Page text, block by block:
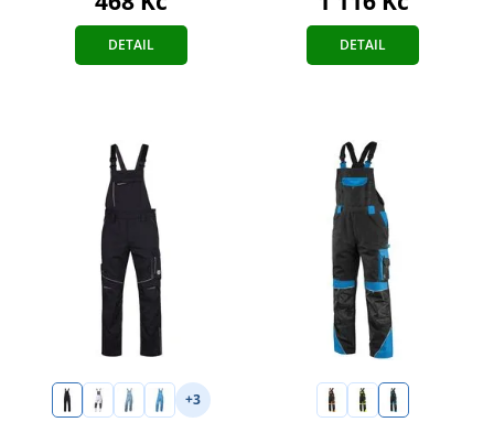
DETAIL DETAIL
+3